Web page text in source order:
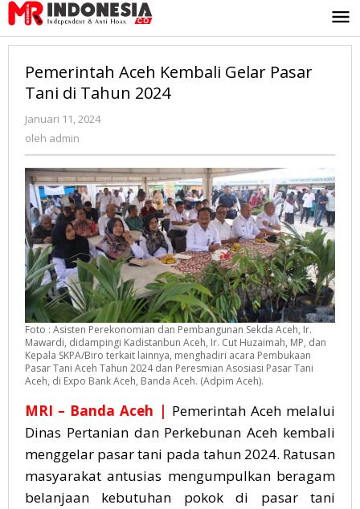
Lewati
ke
konten
Pemerintah Aceh Kembali Gelar Pasar
Tani di Tahun 2024
Januari 11, 2024
oleh admin
Foto : Asisten Perekonomian dan Pembangunan Sekda Aceh, Ir.
Mawardi, didampingi Kadistanbun Aceh, Ir. Cut Huzaimah, MP, dan
Kepala SKPA/Biro terkait lainnya, menghadiri acara Pembukaan
Pasar Tani Aceh Tahun 2024 dan Peresmian Asosiasi Pasar Tani
Aceh, di Expo Bank Aceh, Banda Aceh. (Adpim Aceh).
MRI – Banda Aceh | Pemerintah Aceh melalui
Dinas Pertanian dan Perkebunan Aceh kembali
menggelar pasar tani pada tahun 2024. Ratusan
masyarakat antusias mengumpulkan beragam
belanjaan kebutuhan pokok di pasar tani